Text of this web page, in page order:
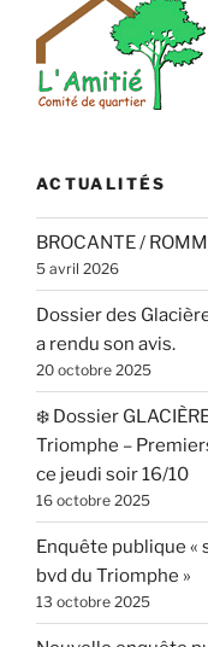
ACTUALITÉS
BROCANTE /
5 avril 2026
Dossier des
a rendu son avis.
20 octobre 2025
❄️ Dossier
Triomphe –
ce jeudi soir 16/10
16 octobre 2025
Enquête publique «
bvd du Triomphe »
13 octobre 2025